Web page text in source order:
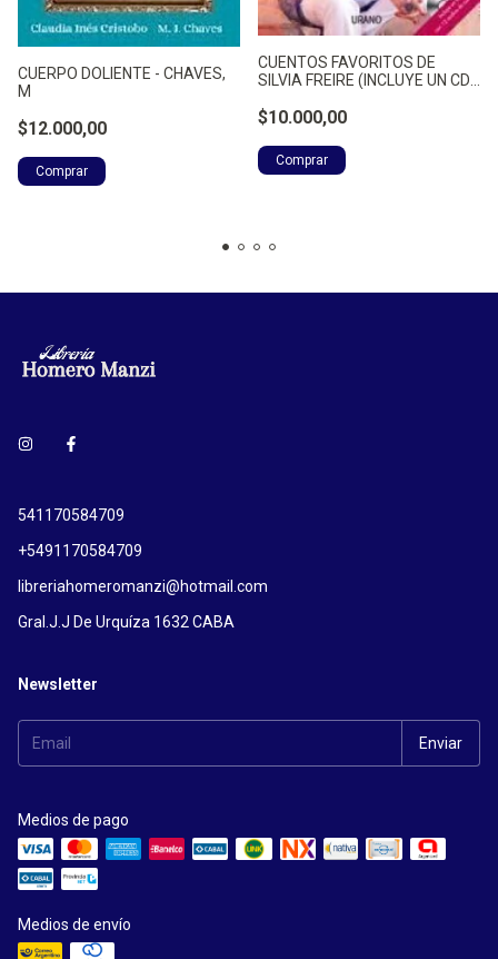
CUERPO DOLIENTE - CHAVES,
M
$12.000,00
CUENTOS FAVORITOS DE
SILVIA FREIRE (INCLUYE UN CD -
$10.000,00
541170584709
+5491170584709
libreriahomeromanzi@hotmail.com
Gral.J.J De Urquíza 1632 CABA
Newsletter
Medios de pago
Medios de envío